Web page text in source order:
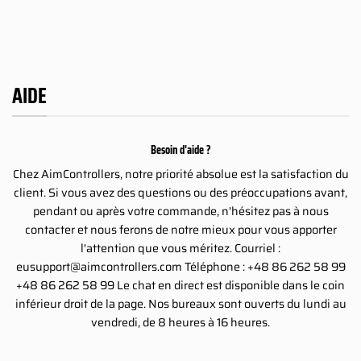
AIDE
Besoin d'aide ?
Chez AimControllers, notre priorité absolue est la satisfaction du
client. Si vous avez des questions ou des préoccupations avant,
pendant ou après votre commande, n'hésitez pas à nous
contacter et nous ferons de notre mieux pour vous apporter
l'attention que vous méritez. Courriel :
eusupport@aimcontrollers.comTéléphone : +48 86 262 58 99
+48 86 262 58 99 Le chat en direct est disponible dans le coin
inférieur droit de la page. Nos bureaux sont ouverts du lundi au
vendredi, de 8 heures à 16 heures.